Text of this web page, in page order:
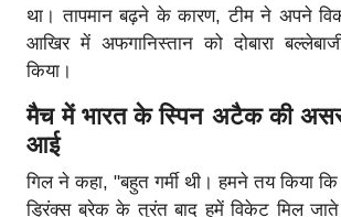
था। तापमान बढ़ने के कारण, टीम ने अपने
आखिर में अफगानिस्तान को दोबारा
किया।
मैच में भारत के स्पिन अटैक की
आई
गिल ने कहा, "बहुत गर्मी थी। हमने तय किया
ड्रिंक्स ब्रेक के तुरंत बाद हमें विकेट मिल